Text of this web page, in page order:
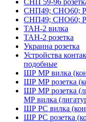
СНП49; СНО60;
СНП49; СНО60; РР
ТАН-2 вилка
ТАН-2 розетка
Украина розетка
Устройства
подобные
ШР МР вилка
ШР МР розетка
ШР МР розетка
МР вилка
ШР РС вилка
ШР РС розетка